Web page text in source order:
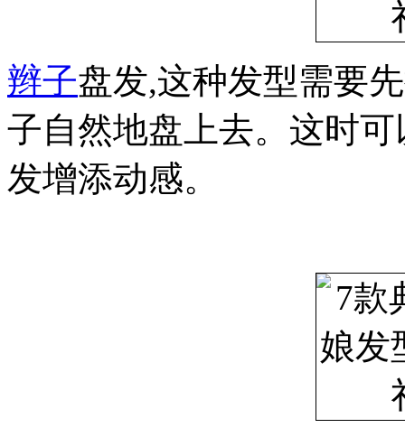
辫子盘发,这种发型需要
子自然地盘上去。这时
发增添动感。